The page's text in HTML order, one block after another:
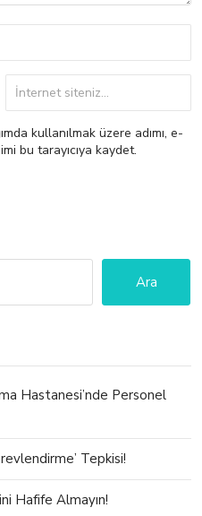
kullanılmak üzere adımı, e-
bu tarayıcıya kaydet.
Ara
Hastanesi’nde Personel
Tepkisi!
Hafife Almayın!